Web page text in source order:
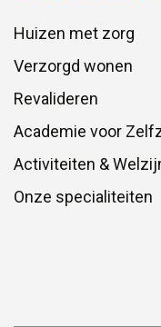
Huizen met zorg
Verzorgd wonen
Revalideren
Academie voor
Activiteiten &
Onze specialiteiten